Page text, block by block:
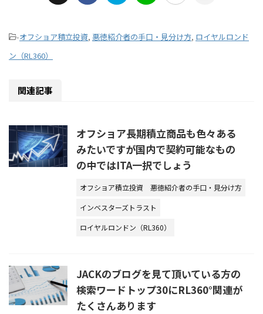
-オフショア積立投資, 悪徳紹介者の手口・見分け方, ロイヤルロンド
ン（RL360）
関連記事
オフショア長期積立商品も色々ある
みたいですが国内で契約可能なもの
の中ではITA一択でしょう
オフショア積立投資
悪徳紹介者の手口・見分け方
インベスターズトラスト
ロイヤルロンドン（RL360）
JACKのブログを見て頂いている方の
検索ワードトップ30にRL360°関連が
たくさんあります